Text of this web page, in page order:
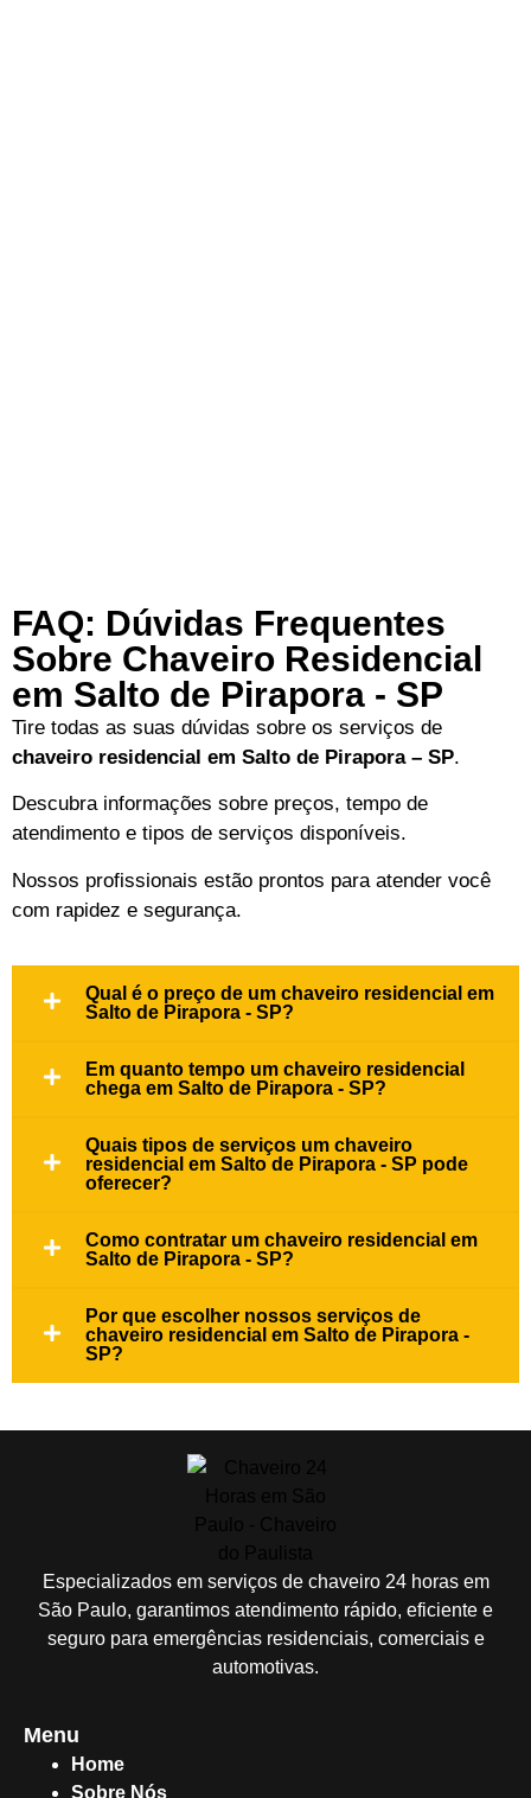
FAQ: Dúvidas Frequentes
Sobre Chaveiro Residencial
em Salto de Pirapora - SP
Tire todas as suas dúvidas sobre os serviços de
chaveiro residencial em Salto de Pirapora – SP.
Descubra informações sobre preços, tempo de
atendimento e tipos de serviços disponíveis.
Nossos profissionais estão prontos para atender você
com rapidez e segurança.
Qual é o preço de um chaveiro residencial em
Salto de Pirapora - SP?
Em quanto tempo um chaveiro residencial
chega em Salto de Pirapora - SP?
Quais tipos de serviços um chaveiro
residencial em Salto de Pirapora - SP pode
oferecer?
Como contratar um chaveiro residencial em
Salto de Pirapora - SP?
Por que escolher nossos serviços de
chaveiro residencial em Salto de Pirapora -
SP?
Especializados em serviços de chaveiro 24 horas em
São Paulo, garantimos atendimento rápido, eficiente e
seguro para emergências residenciais, comerciais e
automotivas.
Menu
Home
Sobre Nós